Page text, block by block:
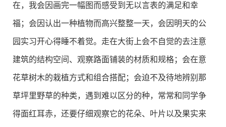
在，我会因画完一幅图而感受到无以言表的满足和幸
福；会因认出一种植物而高兴整整一天，会因明天的公
园实习开心得睡不着觉。走在大街上会不自觉的去注意
建筑的结构空间、观察路面铺装的材质和规格；会在意
花草树木的栽植方式和组合搭配；会迫不及待地辨别那
草坪里野草的种类，遇到难以区分的种，常常和同学争
得面红耳赤，还要仔细观察它的花朵、叶片以及果实来